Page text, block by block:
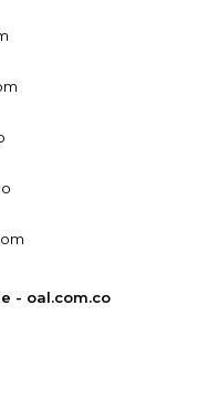
- oal.com.co